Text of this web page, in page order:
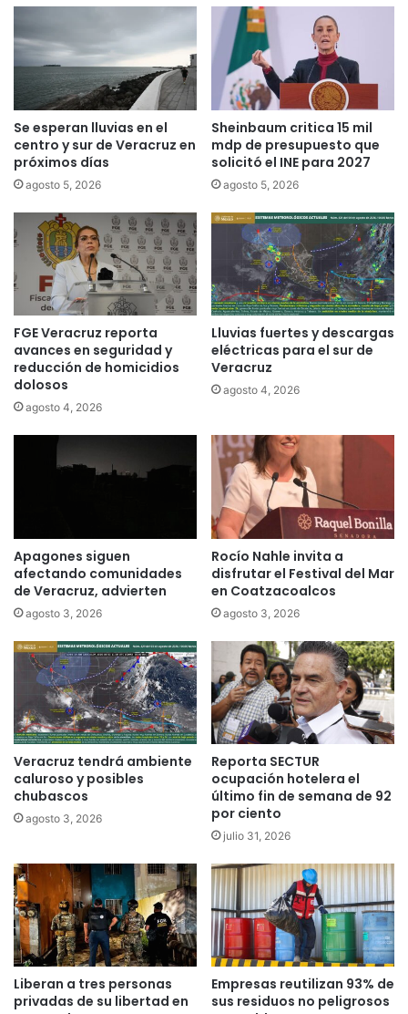
Se esperan lluvias en el
centro y sur de Veracruz en
próximos días
agosto 5, 2026
Sheinbaum critica 15 mil
mdp de presupuesto que
solicitó el INE para 2027
agosto 5, 2026
FGE Veracruz reporta
avances en seguridad y
reducción de homicidios
dolosos
agosto 4, 2026
Lluvias fuertes y descargas
eléctricas para el sur de
Veracruz
agosto 4, 2026
Apagones siguen
afectando comunidades
de Veracruz, advierten
agosto 3, 2026
Rocío Nahle invita a
disfrutar el Festival del Mar
en Coatzacoalcos
agosto 3, 2026
Veracruz tendrá ambiente
caluroso y posibles
chubascos
agosto 3, 2026
Reporta SECTUR
ocupación hotelera el
último fin de semana de 92
por ciento
julio 31, 2026
Liberan a tres personas
privadas de su libertad en
Empresas reutilizan 93% de
sus residuos no peligrosos